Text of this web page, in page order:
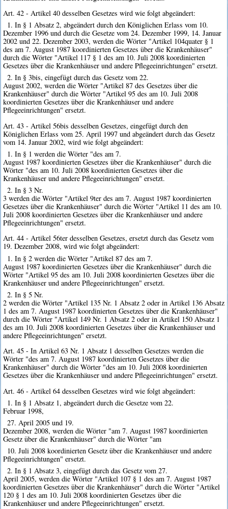
Art. 42 - Artikel 40 desselben Gesetzes wird wie folgt abgeändert:
1. In § 1 Absatz 2, abgeändert durch den Königlichen Erlass vom 10.
Dezember 1996 und durch die Gesetze vom 24. Dezember 1999, 14. Januar
2002 und 22. Dezember 2003, werden die Wörter "Artikel 104quater § 1
des am 7. August 1987 koordinierten Gesetzes über die Krankenhäuser"
durch die Wörter "Artikel 117 § 1 des am 10. Juli 2008 koordinierten
Gesetzes über die Krankenhäuser und andere Pflegeeinrichtungen" ersetzt.
2. In § 3bis, eingefügt durch das Gesetz vom 22.
August 2002, werden die Wörter "Artikel 87 des Gesetzes über die
Krankenhäuser" durch die Wörter "Artikel 95 des am 10. Juli 2008
koordinierten Gesetzes über die Krankenhäuser und andere
Pflegeeinrichtungen" ersetzt.
Art. 43 - Artikel 56bis desselben Gesetzes, eingefügt durch den
Königlichen Erlass vom 25. April 1997 und abgeändert durch das Gesetz
vom 14. Januar 2002, wird wie folgt abgeändert:
1. In § 1 werden die Wörter "des am 7.
August 1987 koordinierten Gesetzes über die Krankenhäuser" durch die
Wörter "des am 10. Juli 2008 koordinierten Gesetzes über die
Krankenhäuser und andere Pflegeeinrichtungen" ersetzt.
2. In § 3 Nr.
3 werden die Wörter "Artikel 9ter des am 7. August 1987 koordinierten
Gesetzes über die Krankenhäuser" durch die Wörter "Artikel 11 des am 10.
Juli 2008 koordinierten Gesetzes über die Krankenhäuser und andere
Pflegeeinrichtungen" ersetzt.
Art. 44 - Artikel 56ter desselben Gesetzes, ersetzt durch das Gesetz vom
19. Dezember 2008, wird wie folgt abgeändert:
1. In § 2 werden die Wörter "Artikel 87 des am 7.
August 1987 koordinierten Gesetzes über die Krankenhäuser" durch die
Wörter "Artikel 95 des am 10. Juli 2008 koordinierten Gesetzes über die
Krankenhäuser und andere Pflegeeinrichtungen" ersetzt.
2. In § 5 Nr.
2 werden die Wörter "Artikel 135 Nr. 1 Absatz 2 oder in Artikel 136 Absatz
1 des am 7. August 1987 koordinierten Gesetzes über die Krankenhäuser"
durch die Wörter "Artikel 149 Nr. 1 Absatz 2 oder in Artikel 150 Absatz 1
des am 10. Juli 2008 koordinierten Gesetzes über die Krankenhäuser und
andere Pflegeeinrichtungen" ersetzt.
Art. 45 - In Artikel 63 Nr. 1 Absatz 1 desselben Gesetzes werden die
Wörter "des am 7. August 1987 koordinierten Gesetzes über die
Krankenhäuser" durch die Wörter "des am 10. Juli 2008 koordinierten
Gesetzes über die Krankenhäuser und andere Pflegeeinrichtungen" ersetzt.
Art. 46 - Artikel 64 desselben Gesetzes wird wie folgt abgeändert:
1. In § 1 Absatz 1, abgeändert durch die Gesetze vom 22.
Februar 1998,
27. April 2005 und 19.
Dezember 2008, werden die Wörter "am 7. August 1987 koordinierten
Gesetz über die Krankenhäuser" durch die Wörter "am
10. Juli 2008 koordinierten Gesetz über die Krankenhäuser und andere
Pflegeeinrichtungen" ersetzt.
2. In § 1 Absatz 3, eingefügt durch das Gesetz vom 27.
April 2005, werden die Wörter "Artikel 107 § 1 des am 7. August 1987
koordinierten Gesetzes über die Krankenhäuser" durch die Wörter "Artikel
120 § 1 des am 10. Juli 2008 koordinierten Gesetzes über die
Krankenhäuser und andere Pflegeeinrichtungen" ersetzt.